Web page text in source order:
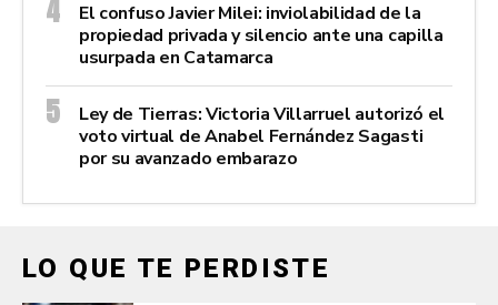
El confuso Javier Milei: inviolabilidad de la
propiedad privada y silencio ante una capilla
usurpada en Catamarca
Ley de Tierras: Victoria Villarruel autorizó el
voto virtual de Anabel Fernández Sagasti
por su avanzado embarazo
LO QUE TE PERDISTE